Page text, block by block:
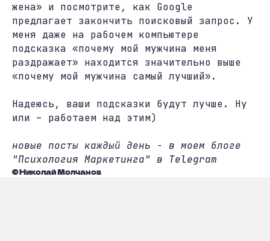
жена» и посмотрите, как Google
предлагает закончить поисковый запрос. У
меня даже на рабочем компьютере
подсказка «почему мой мужчина меня
раздражает» находится значительно выше
«почему мой мужчина самый лучший».
Надеюсь, ваши подсказки будут лучше. Ну
или – работаем над этим)
новые посты каждый день - в моем блоге
"Психология Маркетинга" в Telegram
© Николай Молчанов